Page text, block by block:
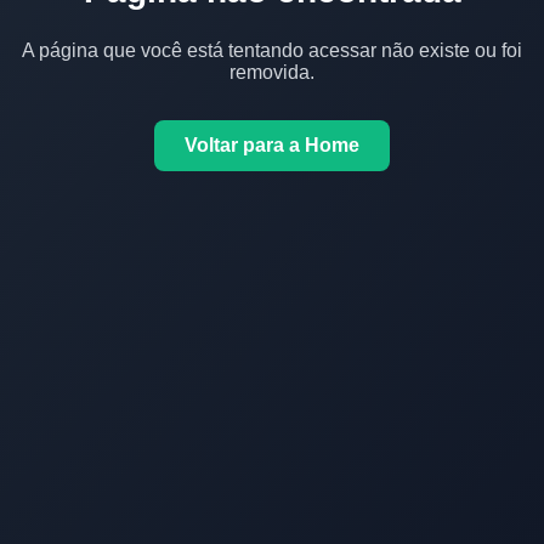
A página que você está tentando acessar não existe ou foi
removida.
Voltar para a Home